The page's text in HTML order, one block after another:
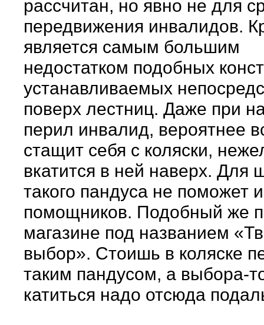
рассчитан, но явно не для
передвижения инвалидов.
является самым большим
недостатком подобных
устанавливаемых
поверх лестниц. Даже при
перил инвалид, вероятнее
стащит себя с коляски,
вкатится в ней наверх. Для
такого пандуса не поможет
помощников. Подобный же
магазине под названием
выбор». Стоишь в коляске
таким пандусом, а выбора-
катиться надо отсюда